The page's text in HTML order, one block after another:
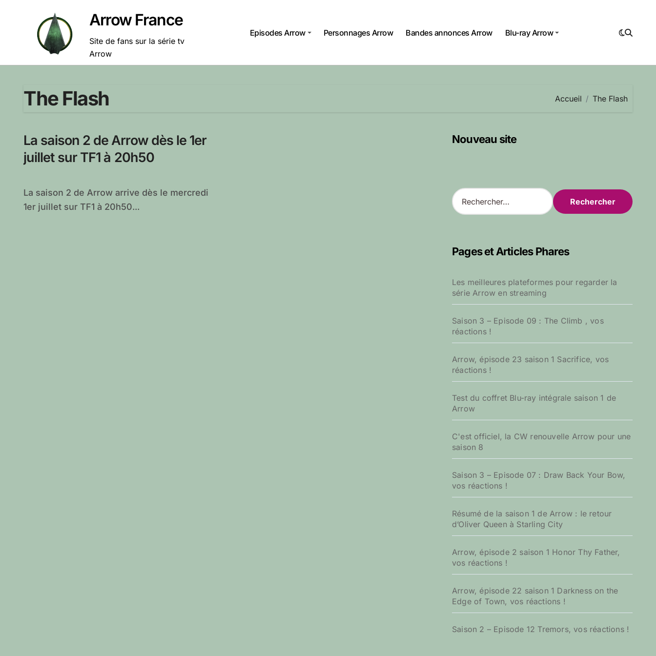
Arrow France
Site de fans sur la série tv
Arrow
Episodes Arrow Personnages Arrow Bandes annonces Arrow Blu-ray Arrow
The Flash Accueil The Flash
La saison 2 de Arrow dès le 1er
juillet sur TF1 à 20h50
La saison 2 de Arrow arrive dès le mercredi
1er juillet sur TF1 à 20h50...
Nouveau site
R
e
r
c
e
r
Pages et Articles Phares
Les meilleures plateformes pour regarder la
série Arrow en streaming
Saison 3 – Episode 09 : The Climb , vos
réactions !
Arrow, épisode 23 saison 1 Sacrifice, vos
réactions !
Test du coffret Blu-ray intégrale saison 1 de
Arrow
C'est officiel, la CW renouvelle Arrow pour une
saison 8
Saison 3 – Episode 07 : Draw Back Your Bow,
vos réactions !
Résumé de la saison 1 de Arrow : le retour
d’Oliver Queen à Starling City
Arrow, épisode 2 saison 1 Honor Thy Father,
vos réactions !
Arrow, épisode 22 saison 1 Darkness on the
Edge of Town, vos réactions !
Saison 2 – Episode 12 Tremors, vos réactions !